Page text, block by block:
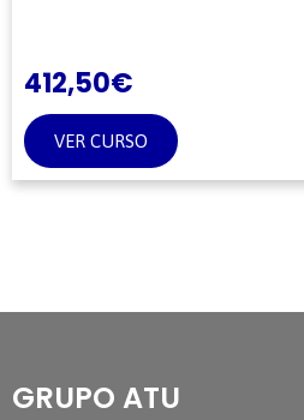
412,50€
VER CURSO
GRUPO ATU